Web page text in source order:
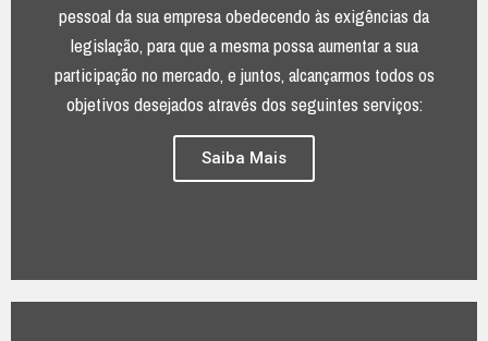
pessoal da sua empresa obedecendo às exigências da
legislação, para que a mesma possa aumentar a sua
participação no mercado, e juntos, alcançarmos todos os
objetivos desejados através dos seguintes serviços:
Saiba Mais